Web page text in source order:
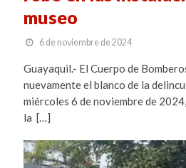
museo
6 de noviembre de 2024
Guayaquil.- El Cuerpo de
nuevamente el blanco de la
miércoles 6 de noviembre de
la […]